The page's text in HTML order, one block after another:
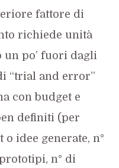
fattore di
richiede unità
po’ fuori dagli
“trial and error”
con budget e
definiti (per
idee generate, n°
n° di